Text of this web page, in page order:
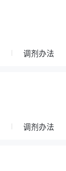
调剂办法
调剂办法